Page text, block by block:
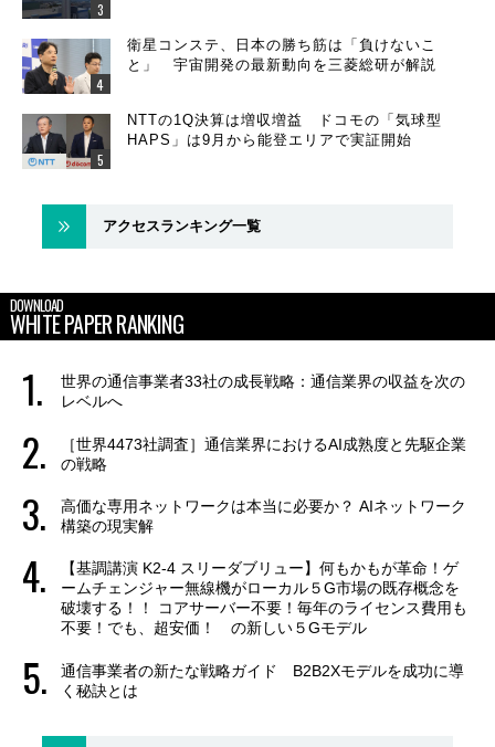
衛星コンステ、日本の勝ち筋は「負けないこ
と」 宇宙開発の最新動向を三菱総研が解説
NTTの1Q決算は増収増益 ドコモの「気球型
HAPS」は9月から能登エリアで実証開始
アクセスランキング一覧
DOWNLOAD
WHITE PAPER RANKING
世界の通信事業者33社の成長戦略：通信業界の収益を次の
レベルへ
［世界4473社調査］通信業界におけるAI成熟度と先駆企業
の戦略
高価な専用ネットワークは本当に必要か？ AIネットワーク
構築の現実解
【基調講演 K2-4 スリーダブリュー】何もかもが革命！ゲ
ームチェンジャー無線機がローカル５G市場の既存概念を
破壊する！！ コアサーバー不要！毎年のライセンス費用も
不要！でも、超安価！ の新しい５Gモデル
通信事業者の新たな戦略ガイド B2B2Xモデルを成功に導
く秘訣とは